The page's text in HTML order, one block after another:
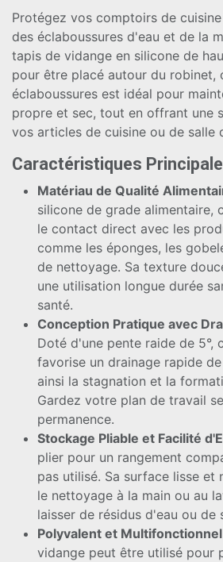
Protégez vos comptoirs de
des éclaboussures d'eau et de la
tapis de vidange en silicone de
pour être placé autour du robinet,
éclaboussures est idéal pour
propre et sec, tout en offrant une
vos articles de cuisine ou de salle
Caractéristiques
Matériau de Qualité
silicone de grade alimentaire,
le contact direct avec les
comme les éponges, les
de nettoyage. Sa texture
une utilisation longue durée
santé.
Conception Pratique avec
Doté d'une pente raide de 5°,
favorise un drainage rapide
ainsi la stagnation et la
Gardez votre plan de travail
permanence.
Stockage Pliable et Facilité
plier pour un rangement
pas utilisé. Sa surface lisse et
le nettoyage à la main ou au
laisser de résidus d'eau ou de
Polyvalent et
vidange peut être utilisé pour